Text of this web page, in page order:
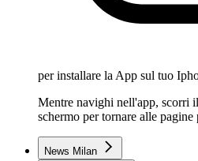
per installare la App sul tuo
Mentre navighi nell'app, scorri
schermo per tornare alle pagine
News Milan